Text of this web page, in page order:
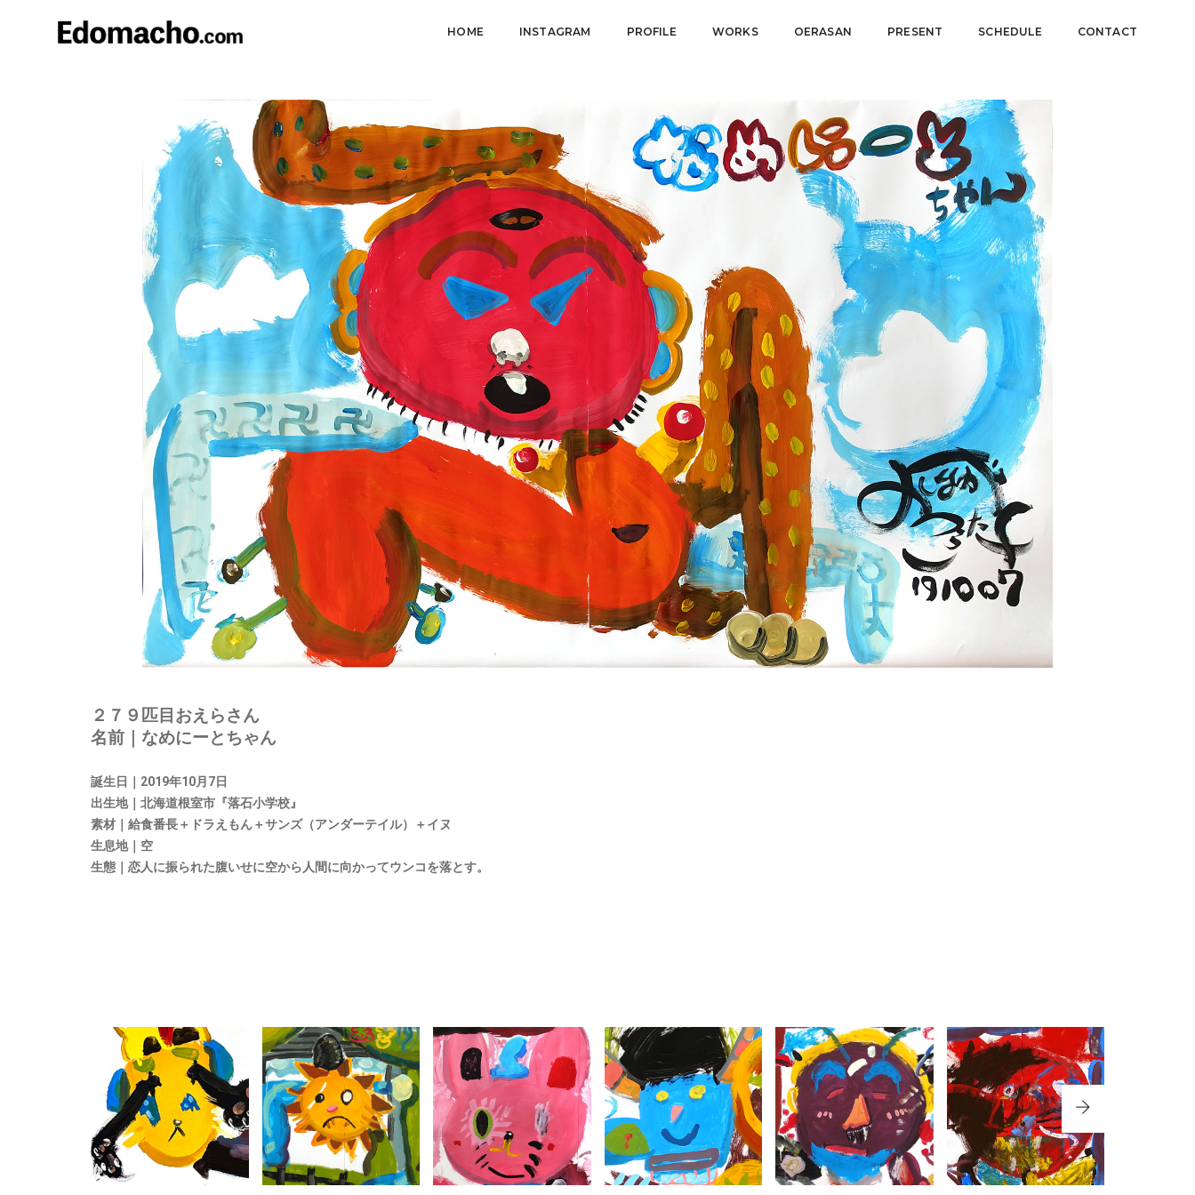
HOME INSTAGRAM PROFILE WORKS OERASAN PRESENT SCHEDULE CONTACT
２７９匹目おえらさん
名前｜なめにーとちゃん
誕生日｜2019年10月7日
出生地｜北海道根室市『落石小学校』
素材｜給食番長＋ドラえもん＋サンズ（アンダーテイル）＋イヌ
生息地｜空
生態｜恋人に振られた腹いせに空から人間に向かってウンコを落とす。
NO.334 福岡県福
岡市『博多阪急7F
絵本原画展イベン
ト』
PICTURE BOOK
NO.290 宮崎県
『串間市立北方小
学校 02』
PICTURE BOOK
NO.326 福岡県
『福岡市動物
園-02』
PICTURE BOOK
NO.355 熊本県
『菊陽町図書館』
PICTURE BOOK
NO.382 鹿児島県
鹿児島市『坂元台
小学校』2,3,5年生
対象
PICTURE BOOK
NO.373 大分県中
津市『小幡記念図
書館』
PICTURE BOOK